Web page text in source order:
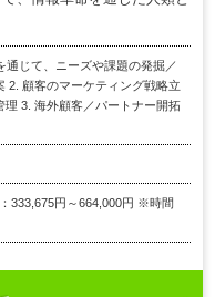
通じて、ニーズや課題の発掘／
2. 顧客のマーケティング戦略立
3. 海外顧客／パートナー開拓
333,675円～664,000円 ※時間